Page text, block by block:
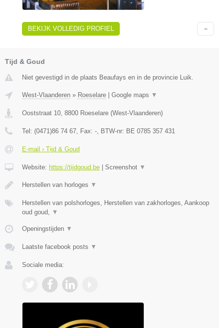
BEKIJK VOLLEDIG PROFIEL
Tijd & Goud
Niet gevestigd in de plaats Beaufays en in de provincie Luik.
West-Vlaanderen » Roeselare | Google maps ▼
Ooststraat 10 8800 Roeselare (West-Vlaanderen)
Tel: (0471)86 74 67 , Fax: - , BTW-nr: BE 0785 357 431
E-mail › Tijd & Goud
Website: https://tijdgoud.be | Screenshot ▼
Herstellen van horloges ▼
Herstellen van polshorloges, Herstellen van zakhorloges, Aankoop
oud goud,
▼
Openingstijden ▼
Laatste facebook posts ▼
Sociale media: